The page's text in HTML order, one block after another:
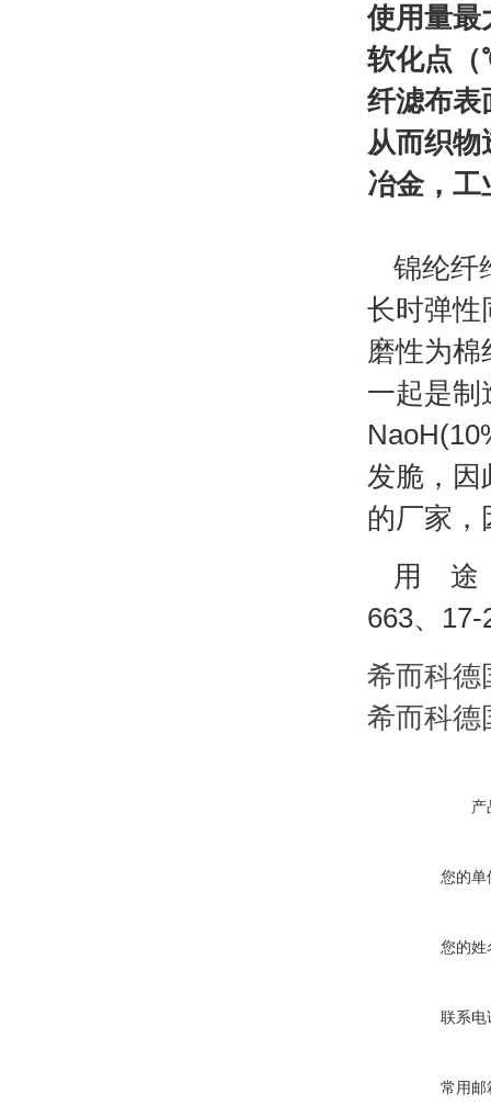
使用量最
软化点
纤滤布表
从而织物
冶金，工
锦纶纤
长时弹性
磨性为棉
一起是
NaoH
发脆，因
的厂家，
用 途
663、
希而科德
希而科德
产
您的单
您的姓
联系电
常用邮